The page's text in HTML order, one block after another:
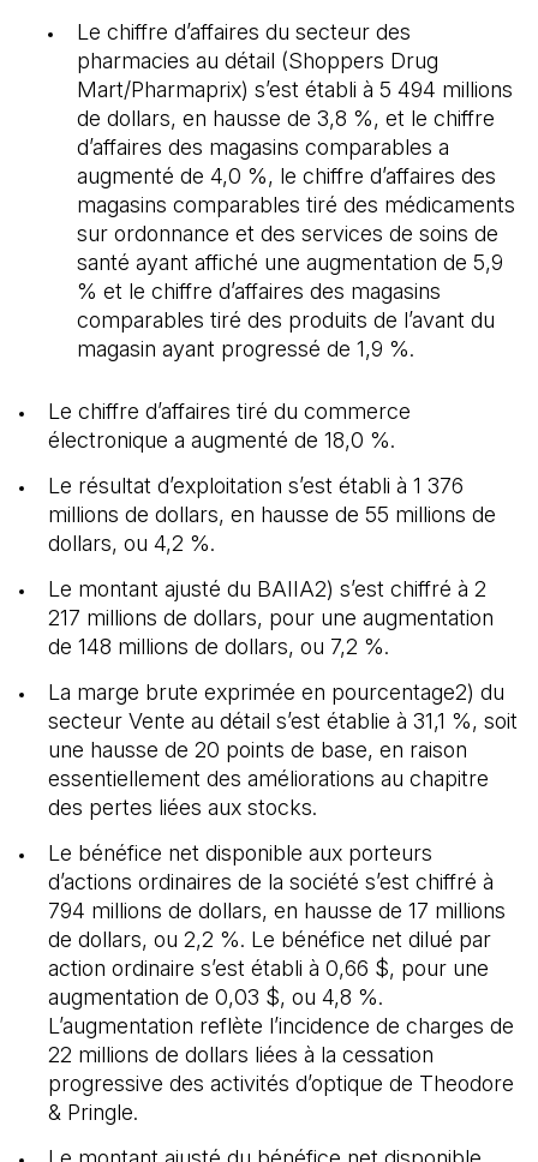
Le chiffre d’affaires du secteur des
pharmacies au détail (Shoppers Drug
Mart/Pharmaprix) s’est établi à 5 494 millions
de dollars, en hausse de 3,8 %, et le chiffre
d’affaires des magasins comparables a
augmenté de 4,0 %, le chiffre d’affaires des
magasins comparables tiré des médicaments
sur ordonnance et des services de soins de
santé ayant affiché une augmentation de 5,9
% et le chiffre d’affaires des magasins
comparables tiré des produits de l’avant du
magasin ayant progressé de 1,9 %.
Le chiffre d’affaires tiré du commerce
électronique a augmenté de 18,0 %.
Le résultat d’exploitation s’est établi à 1 376
millions de dollars, en hausse de 55 millions de
dollars, ou 4,2 %.
Le montant ajusté du BAIIA2) s’est chiffré à 2
217 millions de dollars, pour une augmentation
de 148 millions de dollars, ou 7,2 %.
La marge brute exprimée en pourcentage2) du
secteur Vente au détail s’est établie à 31,1 %, soit
une hausse de 20 points de base, en raison
essentiellement des améliorations au chapitre
des pertes liées aux stocks.
Le bénéfice net disponible aux porteurs
d’actions ordinaires de la société s’est chiffré à
794 millions de dollars, en hausse de 17 millions
de dollars, ou 2,2 %. Le bénéfice net dilué par
action ordinaire s’est établi à 0,66 $, pour une
augmentation de 0,03 $, ou 4,8 %.
L’augmentation reflète l’incidence de charges de
22 millions de dollars liées à la cessation
progressive des activités d’optique de Theodore
& Pringle.